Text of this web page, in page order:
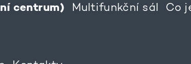
centrum) Multifunkční sál Co